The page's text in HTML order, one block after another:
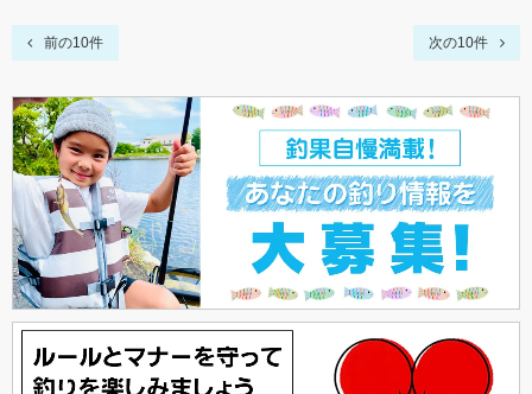
前の10件 次の10件